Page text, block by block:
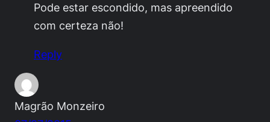
Pode estar escondido, mas apreendido
com certeza não!
Reply
Magrão Monzeiro